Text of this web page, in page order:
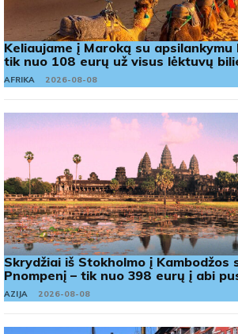
Keliaujame į Maroką su apsilankymu
tik nuo 108 eurų už visus lėktuvų
AFRIKA 2026-08-08
Skrydžiai iš Stokholmo į Kambodžos
Pnompenį – tik nuo 398 eurų į abi
AZIJA 2026-08-08